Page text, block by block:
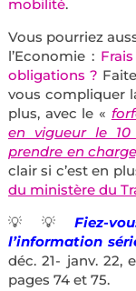
mobilité.
Vous pourriez
l’Economie :
obligations ?
vous compliquer
plus, avec le «
en vigueur le
prendre en
clair si c’est en
du ministère du
💡 💡Fiez-
l’information
déc. 21- janv. 22,
pages 74 et 75.